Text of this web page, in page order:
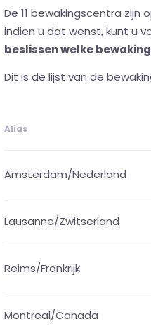
De 11 bewakingscentra
indien u dat wenst, kunt u
beslissen welke
Dit is de lijst van de
Alias
Amsterdam/Nederland
Lausanne/Zwitserland
Reims/Frankrijk
Montreal/Canada